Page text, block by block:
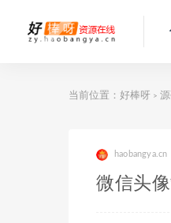
当前位置： 好棒呀 >
haobangya.cn
微信头